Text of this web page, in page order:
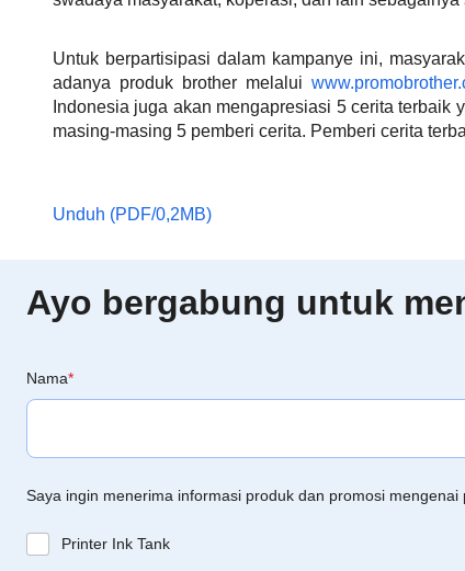
Untuk berpartisipasi dalam kampanye ini,
adanya produk brother melalui
Indonesia juga akan mengapresiasi 5 cerita
masing-masing 5 pemberi cerita. Pemberi cerita
Unduh (PDF/0,2MB)
Ayo bergabung untuk
Nama*
Saya ingin menerima informasi produk dan promosi mengenai
Printer Ink Tank